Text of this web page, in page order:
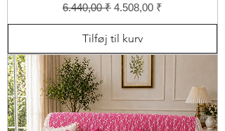
Regulær pris
6.440,00 ₹ Salgspris
4.508,00 ₹
Tilføj til kurv